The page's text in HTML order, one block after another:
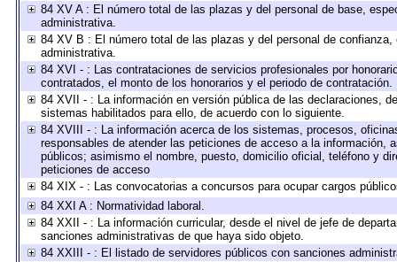
84 XV A : El número total de las plazas y del personal de base,
administrativa.
84 XV B : El número total de las plazas y del personal de
administrativa.
84 XVI - : Las contrataciones de servicios profesionales por
contratados, el monto de los honorarios y el periodo de contratación.
84 XVII - : La información en versión pública de las declaraciones,
sistemas habilitados para ello, de acuerdo con lo siguiente.
84 XVIII - : La información acerca de los sistemas, procesos,
responsables de atender las peticiones de acceso a la
públicos; asimismo el nombre, puesto, domicilio oficial, teléfono y
peticiones de acceso
84 XIX - : Las convocatorias a concursos para ocupar cargos
84 XXI A : Normatividad laboral.
84 XXII - : La información curricular, desde el nivel de jefe de
sanciones administrativas de que haya sido objeto.
84 XXIII - : El listado de servidores públicos con sanciones